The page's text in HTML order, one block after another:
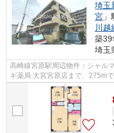
埼玉
宮
川越
築39
埼玉
高崎線宮原駅周辺物件：シャル
ギ薬局 大宮宮原店まで、275m
す。最上階のマンションです。不